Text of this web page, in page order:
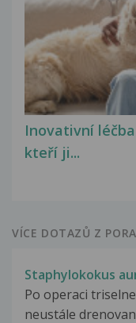
Inovativní
kteří ji...
VÍCE DOTAZŮ Z
Staphylokokus
Po operaci
neustále